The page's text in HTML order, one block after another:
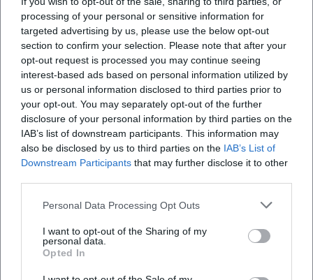
processing of your personal or sensitive information for
targeted advertising by us, please use the below opt-out
section to confirm your selection. Please note that after your
opt-out request is processed you may continue seeing
interest-based ads based on personal information utilized by
us or personal information disclosed to third parties prior to
your opt-out. You may separately opt-out of the further
disclosure of your personal information by third parties on the
IAB’s list of downstream participants. This information may
also be disclosed by us to third parties on the IAB’s List of
Downstream Participants that may further disclose it to other
Personal Data Processing Opt Outs
I want to opt-out of the Sharing of my
personal data.
Opted In
Was kann ich beim Blue Moon Circle erwarten?
Wie teuer ist der Eintritt zum Blue Moon Circle?
Ist der Raum der Stille barrierefrei zugänglich?
Findet die Veranstaltung drinnen statt?